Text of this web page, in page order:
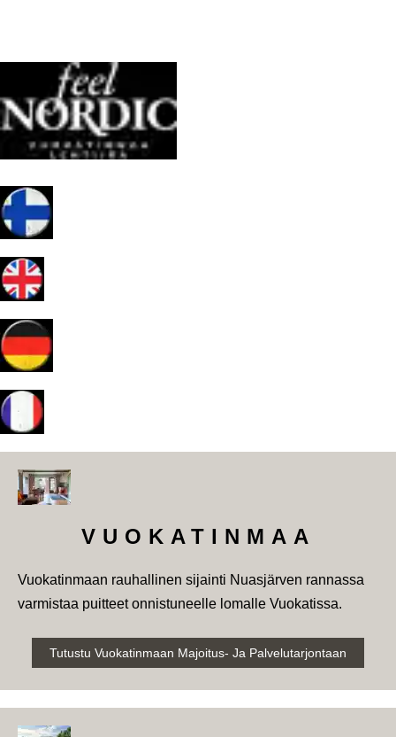
VUOKATINMAA
Vuokatinmaan rauhallinen sijainti Nuasjärven rannassa
varmistaa puitteet onnistuneelle lomalle Vuokatissa.
Tutustu Vuokatinmaan Majoitus- Ja Palvelutarjontaan